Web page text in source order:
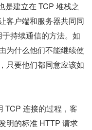
是建立在 TCP 堆栈之
客户端和服务器共同同
持续通信的方法。如
为什么他们不能继续使
只要他们都同意应该如
TCP 连接的过程，客
明的标准 HTTP 请求